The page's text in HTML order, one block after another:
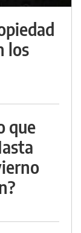
los
que